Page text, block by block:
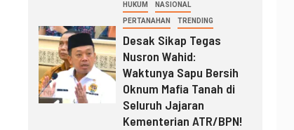
HUKUM NASIONAL
PERTANAHAN TRENDING
Desak Sikap Tegas
Nusron Wahid:
Waktunya Sapu Bersih
Oknum Mafia Tanah di
Seluruh Jajaran
Kementerian ATR/BPN!